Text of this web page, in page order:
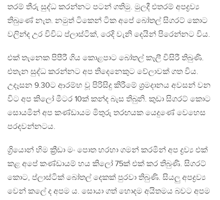
තරම් තීරු සුද්ධ කරන්නට පටන් ගතිමු. මුලදී එතරම් අපද්‍රව්‍ය
තිබුණේ නැත. නමුත් ටිකෙන් ටික අපේ බෝතල් සිගරට් කොට
වලින්ද උර විවිධ ප්ලාස්ටික්, රෙදි වැනි දෙයින් පිරෙන්නට විය.
එක් තැනෙක පිපීරී ගිය කොළපාට බෝතල් කෑලී විසිරී තිබුණි.
එතැන සුද්ධ කරන්නට අප තිදෙනෙකුට වේලාවක් ගත විය.
උදෑසන 9.30ට ආරම්භ වූ පිරිසිදු කිරීමේ ශ්‍රමදානය අවසන් වන
විට අප කිලෝ මීටර 10ක් කන්ද බැස තිබුනි. කුඩා සිගරට් කොට
සොයමින් අප කණ්ඩායම මිතුරු තරඟයක යෙදුණේ වෙහෙස
පරදවන්නටය.
ග්‍රියොන් හිම ක්‍රීඩා මං පොත හරහා ගමන් කරමින් අප ද්‍රව්‍ය එක්
කළ අපේ කණ්ඩායම් හය කිලෝ 75ක් එක් කර තිබුණි. සිගරට්
කොට, ප්ලාස්ටික් බෝතල් දෙකක් පුරවා තිබුණි. සියලු අපද්‍රව්‍ය
වෙන් කලේ ද අපම ය. සොයා ගත් හොදම අයිතමය බවට අපම